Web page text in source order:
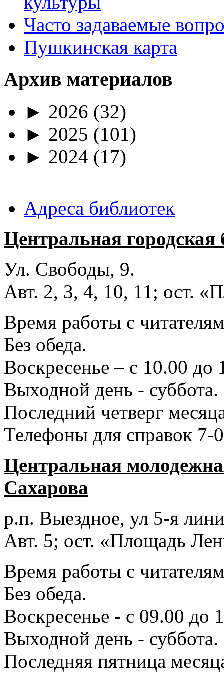
Часто задаваемые
Пушкинская карта
Архив материалов
► 2026 (32)
► 2025 (101)
► 2024 (17)
Адреса библиотек
Центральная
Ул. Свободы, 9.
Авт. 2, 3, 4, 10, 11; ост.
Время работы с
Без обеда.
Воскресенье – с 10.00 до
Выходной день - суббота.
Последний четверг
Телефоны для справок 7-
Центральная
Сахарова
р.п. Выездное, ул 5-я
Авт. 5; ост. «Площадь
Время работы с
Без обеда.
Воскресенье - с 09.00 до
Выходной день - суббота.
Последняя пятница